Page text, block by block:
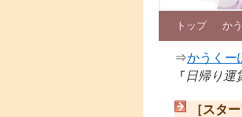
トップ か
⇒かうくー
「 日帰り運
［スタ